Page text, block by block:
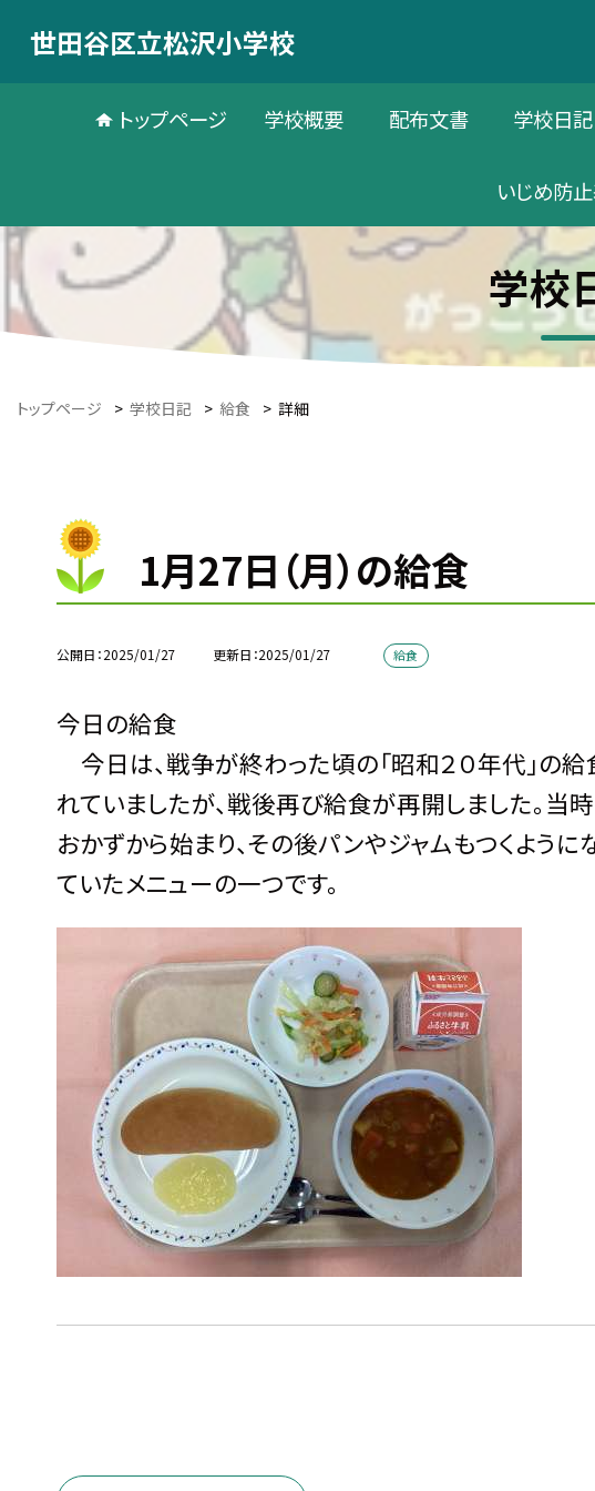
世田谷区立松沢小学校
トップページ 学校概要 配布文書 学校日記
いじめ防
学校
トップページ > 学校日記 > 給食 > 詳細
1月27日（月）の給食
公開日 2025/01/27 更新日 2025/01/27 給食
今日の給食
今日は、戦争が終わった頃の「昭和２０年代」の
れていましたが、戦後再び給食が再開しました。当
おかずから始まり、その後パンやジャムもつくように
ていたメニューの一つです。